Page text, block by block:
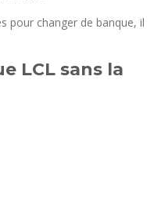
pour changer de banque, il
LCL sans la